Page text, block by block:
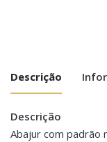
Descrição
Descrição
Abajur com padrão
Peso